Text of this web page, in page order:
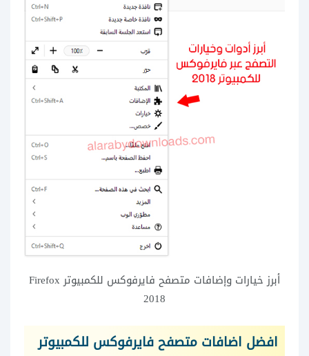
أبرز خيارات وإضافات متصفح فايرفوكس للكمبيوتر Firefox
2018
افضل اضافات متصفح فايرفوكس للكمبيوتر